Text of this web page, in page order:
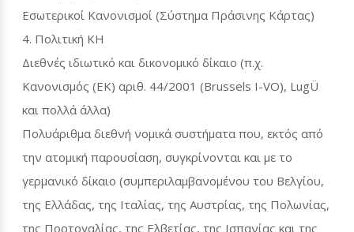
Εσωτερικοί Κανονισμοί (Σύστημα Πράσινης Κάρτας)
4. Πολιτική KH
Διεθνές ιδιωτικό και δικονομικό δίκαιο (π.χ.
Κανονισμός (ΕΚ) αριθ. 44/2001 (Brussels I-VO), LugÜ
και πολλά άλλα)
Πολυάριθμα διεθνή νομικά συστήματα που, εκτός από
την ατομική παρουσίαση, συγκρίνονται και με το
γερμανικό δίκαιο (συμπεριλαμβανομένου του Βελγίου,
της Ελλάδας, της Ιταλίας, της Αυστρίας, της Πολωνίας,
της Πορτογαλίας, της Ελβετίας, της Ισπανίας και της